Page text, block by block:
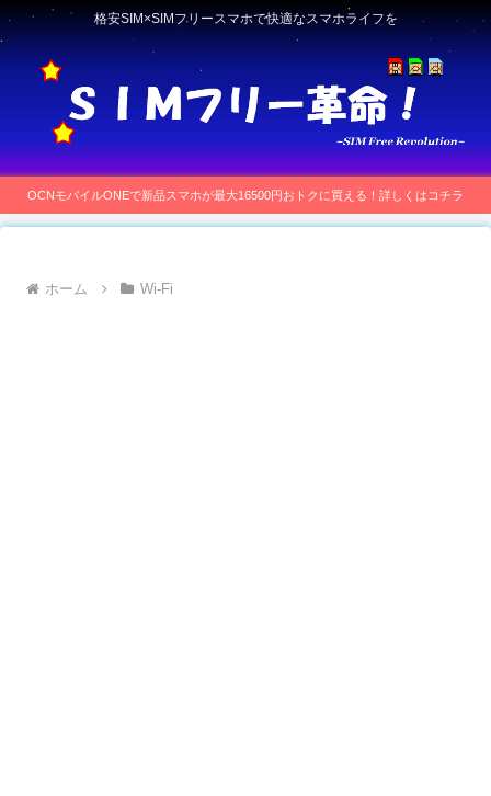
格安SIM×SIMフリースマホで快適なスマホライフを
OCNモバイルONEで新品スマホが最大16500円おトクに買える！詳しくはコチラ
ホーム Wi-Fi